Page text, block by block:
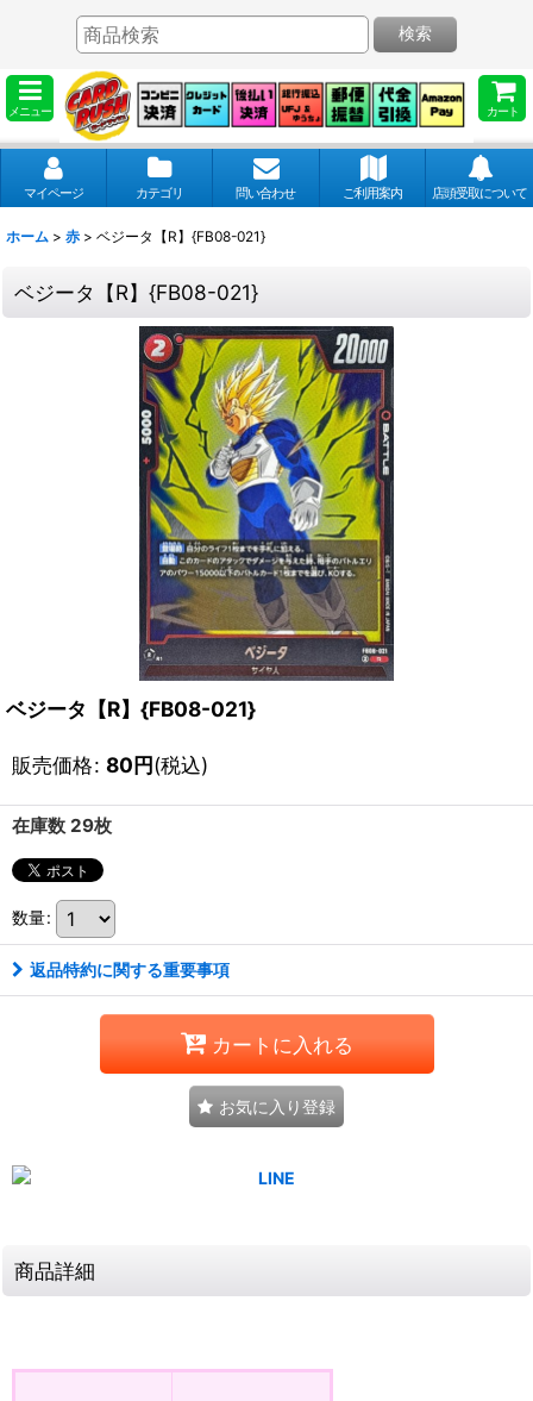
メニュー カート
検索
マイページ カテゴリ 問い合わせ ご利用案内 店頭受取について
ホーム > 赤 > ベジータ【R】{FB08-021}
ベジータ【R】{FB08-021}
ベジータ【R】{FB08-021}
販売価格: 80円(税込)
在庫数 29枚
数量:
返品特約に関する重要事項
カートに入れる
お気に入り登録
商品詳細